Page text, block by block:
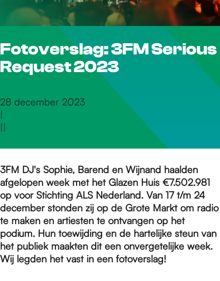
r
d
e
o
m
e
p
Fotoverslag: 3FM Serious
Request 2023
28 december 2023
|
||
3FM DJ's Sophie, Barend en Wijnand haalden
afgelopen week met het Glazen Huis €7.502.981
op voor Stichting ALS Nederland. Van 17 t/m 24
december​ stonden zij op de Grote Markt om radio
te maken en artiesten te ontvangen op het
podium. Hun toewijding en de hartelijke steun van
het publiek maakten dit een onvergetelijke week.
Wij legden het vast in een fotoverslag!